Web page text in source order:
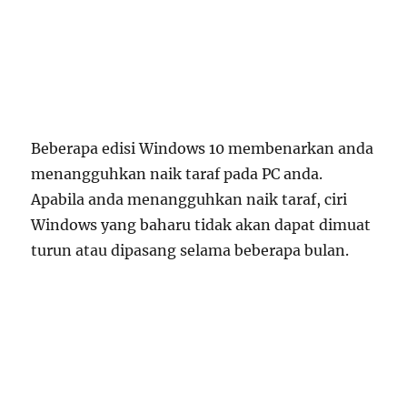
Beberapa edisi Windows 10 membenarkan anda
menangguhkan naik taraf pada PC anda.
Apabila anda menangguhkan naik taraf, ciri
Windows yang baharu tidak akan dapat dimuat
turun atau dipasang selama beberapa bulan.